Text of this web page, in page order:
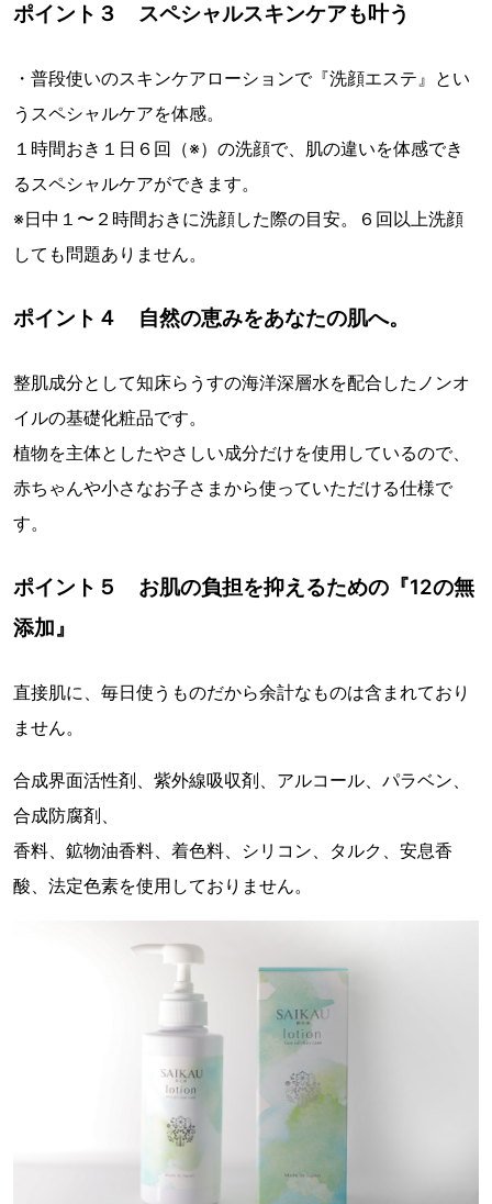
ポイント３ スペシャルスキンケアも叶う
・普段使いのスキンケアローションで『洗顔エステ』とい
うスペシャルケアを体感。
１時間おき１日６回（※）の洗顔で、肌の違いを体感でき
るスペシャルケアができます。
※日中１〜２時間おきに洗顔した際の目安。６回以上洗顔
しても問題ありません。
ポイント４ 自然の恵みをあなたの肌へ。
整肌成分として知床らうすの海洋深層水を配合したノンオ
イルの基礎化粧品です。
植物を主体としたやさしい成分だけを使用しているので、
赤ちゃんや小さなお子さまから使っていただける仕様で
す。
ポイント５ お肌の負担を抑えるための『12の無
添加』
直接肌に、毎日使うものだから余計なものは含まれており
ません。
合成界面活性剤、紫外線吸収剤、アルコール、パラベン、
合成防腐剤、
香料、鉱物油香料、着色料、シリコン、タルク、安息香
酸、法定色素を使用しておりません。